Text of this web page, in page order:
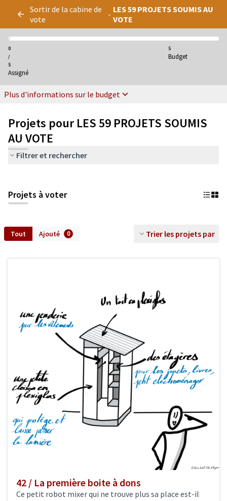
Sortir de la cabine de
vote
- LES 59 PROJETS SOUMIS AU
VOTE
0
/
5
Assigné
5
Budget
Plus d'informations sur le budget
Projets pour LES 59 PROJETS SOUMIS
AU VOTE
Filtrer et rechercher
Projets à voter
Tout Ajouté 0 Trier les projets par
42 / La première boite à dons
Ce petit robot mixer qui ne trouve plus sa place est-il
Panneau de gestion des cookies